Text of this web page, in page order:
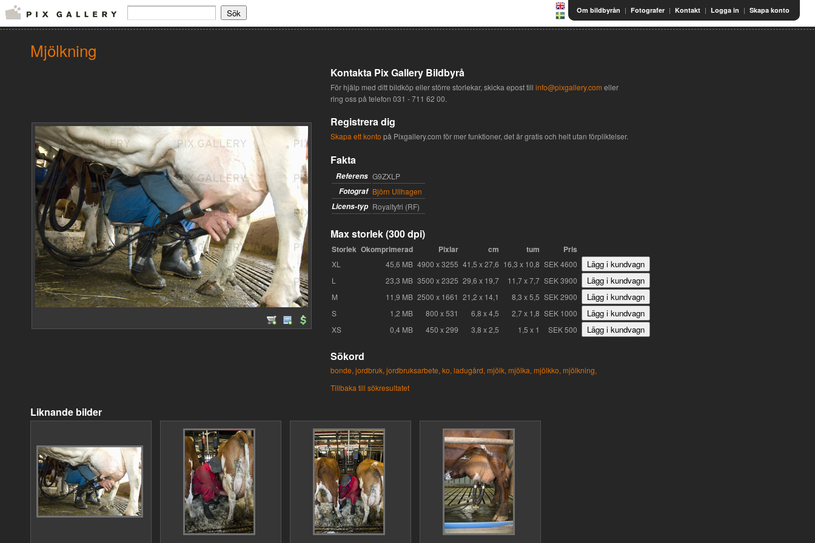
Om bildbyrån | Fotografer | Kontakt | Logga in | Skapa konto
Mjölkning
Kontakta Pix Gallery Bildbyrå
För hjälp med ditt bildköp eller större storlekar, skicka epost till info@pixgallery.com eller
ring oss på telefon 031 - 711 62 00.
Registrera dig
Skapa ett konto på Pixgallery.com för mer funktioner, det är gratis och helt utan förpliktelser.
Fakta
Referens G9ZXLP
Fotograf Björn Ullhagen
Licens-typ Royaltyfri (RF)
Max storlek (300 dpi)
Storlek Okomprimerad Pixlar cm tum Pris
XL 45,6 MB 4900 x 3255 41,5 x 27,6 16,3 x 10,8 SEK 4600
L
23,3 MB 3500 x 2325 29,6 x 19,7 11,7 x 7,7 SEK 3900
M
11,9 MB 2500 x 1661 21,2 x 14,1 8,3 x 5,5 SEK 2900
S
1,2 MB 800 x 531 6,8 x 4,5 2,7 x 1,8 SEK 1000
XS
0,4 MB 450 x 299 3,8 x 2,5 1,5 x 1 SEK 500
Sökord
bonde, jordbruk, jordbruksarbete, ko, ladugård, mjölk, mjölka, mjölkko, mjölkning,
Tillbaka till sökresultatet
Liknande bilder